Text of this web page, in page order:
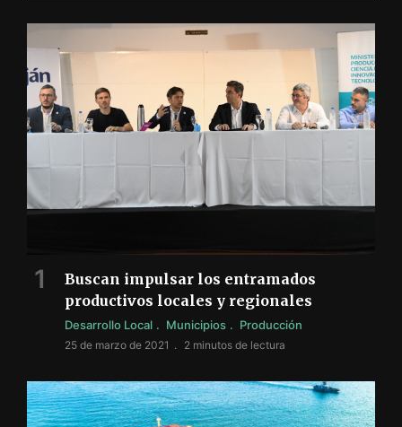
Buscan impulsar los entramados
productivos locales y regionales
Desarrollo Local Municipios Producción
25 de marzo de 2021 2 minutos de lectura